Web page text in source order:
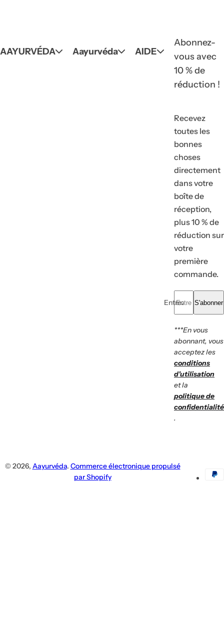
AAYURVÉDA Aayurvéda AIDE
Abonnez-
vous avec
10 % de
réduction !
Recevez
toutes les
bonnes
choses
directement
dans votre
boîte de
réception,
plus 10 % de
réduction sur
votre
première
commande.
Entrez votre e-
S'abonner
***En vous
abonnant, vous
acceptez les
conditions
d'utilisation
et la
politique de
confidentialité
.
© 2026, Aayurvéda. Commerce électronique propulsé
par Shopify